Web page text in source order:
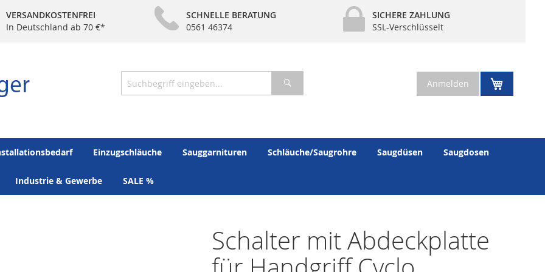
VERSANDKOSTENFREI
In Deutschland ab 70 €*
SCHNELLE BERATUNG
0561 46374
SICHERE ZAHLUNG
SSL-Verschlüsselt
Anmelden
Suche
Einzugschläuche Sauggarnituren Schläuche/Saugrohre Saugdüsen Saugdosen
Industrie & Gewerbe SALE %
Schalter mit Abdeckplatte